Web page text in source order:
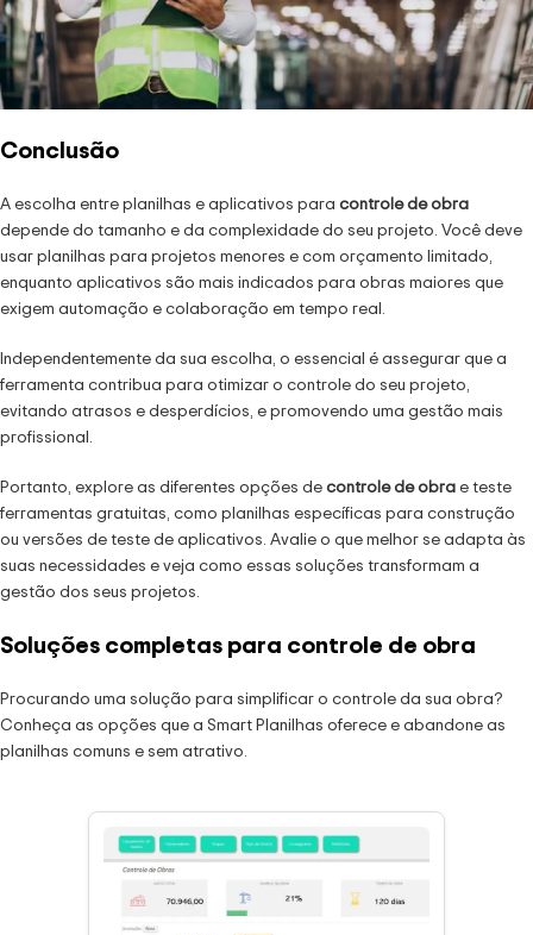
Conclusão
A escolha entre planilhas e aplicativos para controle de obra
depende do tamanho e da complexidade do seu projeto. Você deve
usar planilhas para projetos menores e com orçamento limitado,
enquanto aplicativos são mais indicados para obras maiores que
exigem automação e colaboração em tempo real.
Independentemente da sua escolha, o essencial é assegurar que a
ferramenta contribua para otimizar o controle do seu projeto,
evitando atrasos e desperdícios, e promovendo uma gestão mais
profissional.
Portanto, explore as diferentes opções decontrole de obrae teste
ferramentas gratuitas, como planilhas específicas para construção
ou versões de teste de aplicativos. Avalie o que melhor se adapta às
suas necessidades e veja como essas soluções transformam a
gestão dos seus projetos.
Soluções completas para controle de obra
Procurando uma solução para simplificar o controle da sua obra?
Conheça as opções que a Smart Planilhas oferece e abandone as
planilhas comuns e sem atrativo.